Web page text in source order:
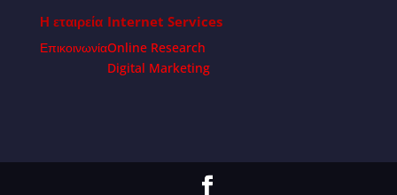
Η εταιρεία
Επικοινωνία
Internet Services
Online Research
Digital Marketing